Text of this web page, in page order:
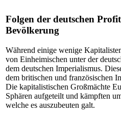
Folgen der deutschen
Bevölkerung
Während einige wenige
von Einheimischen unter der
dem deutschen Imperialismus.
dem britischen und französischen
Die kapitalistischen Großmächte
Sphären aufgeteilt und kämpften
welche es auszubeuten galt.